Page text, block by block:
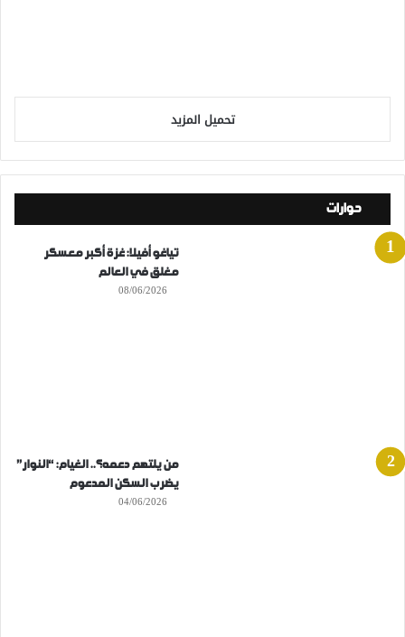
تحميل المزيد
حوارات
تياغو أفيلا: غزة أكبر معسكر
مغلق في العالم
08/06/2026
من يلتهم دعمه؟.. الغيام: “النوار”
يضرب السكن المدعوم
04/06/2026